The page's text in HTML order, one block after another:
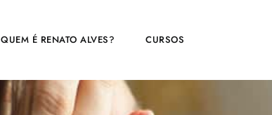
QUEM É RENATO ALVES? CURSOS